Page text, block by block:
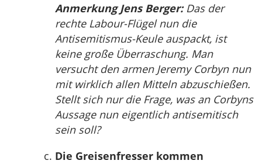
Anmerkung Jens Berger:Das der
rechte Labour-Flügel nun die
Antisemitismus-Keule auspackt, ist
keine große Überraschung. Man
versucht den armen Jeremy Corbyn nun
mit wirklich allen Mitteln abzuschießen.
Stellt sich nur die Frage, was an Corbyns
Aussage nun eigentlich antisemitisch
sein soll?
Die Greisenfresser kommen